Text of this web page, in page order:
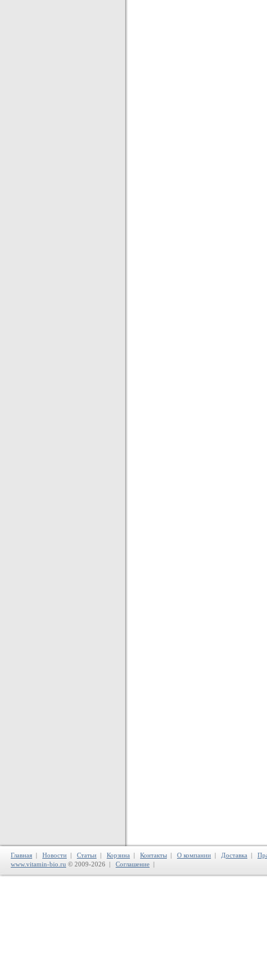
Главная | Новости | Статьи | Корзина | Контакты | О компании | Доставка |
www.vitamin-bio.ru © 2009-2026 | Соглашение |